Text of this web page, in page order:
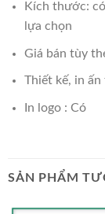
Kích thước:
lựa chọn
Giá bán tùy
Thiết kế, in ấn
In logo : Có
SẢN PHẨM